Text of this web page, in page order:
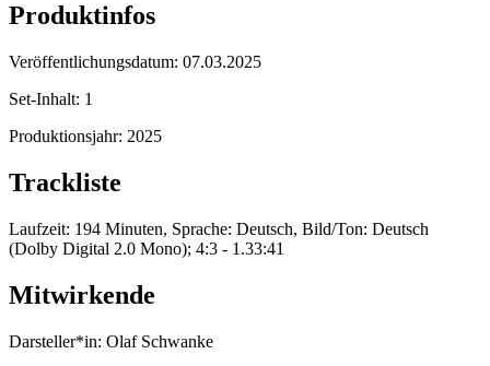
Produktinfos
Veröffentlichungsdatum: 07.03.2025
Set-Inhalt: 1
Produktionsjahr: 2025
Trackliste
Laufzeit: 194 Minuten, Sprache: Deutsch, Bild/Ton: Deutsch
(Dolby Digital 2.0 Mono); 4:3 - 1.33:41
Mitwirkende
Darsteller*in: Olaf Schwanke